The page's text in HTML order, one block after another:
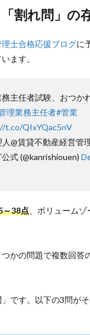
割れ問」の
士合格応援ブログに
ます。
主任者試験、おつか
理業務主任者#管業
t.co/QIxYQac5nV
@賃貸不動産経営管
式 (@kanrishiouen)
～38点 、ボリューム
かの問題で複数回答
です。以下の3問が